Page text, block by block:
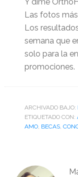
Las fotos
Los
semana que
solo para la
promociones.
ARCHIVADO BAJO:
ETIQUETADO CON:
AMO, BECAS,